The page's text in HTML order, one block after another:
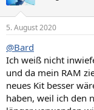
i
e
:
5. August 2020
@Bard
Ich weiß nicht
und da mein RAM
neues Kit besser
haben, weil ich den